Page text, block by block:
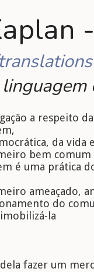
a respeito
da vida
bem comum
é uma prática
ameaçado,
do
la
fazer um